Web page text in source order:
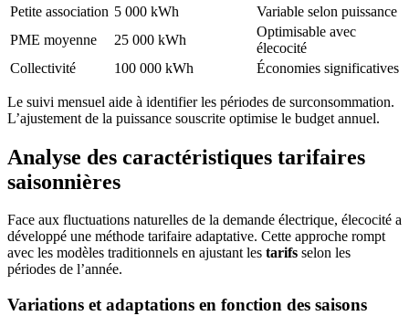
Petite association 5 000 kWh
Variable selon puissance
PME moyenne
25 000 kWh
Optimisable avec
élecocité
Collectivité
100 000 kWh Économies significatives
Le suivi mensuel aide à identifier les périodes de surconsommation.
L’ajustement de la puissance souscrite optimise le budget annuel.
Analyse des caractéristiques tarifaires
saisonnières
Face aux fluctuations naturelles de la demande électrique, élecocité a
développé une méthode tarifaire adaptative. Cette approche rompt
avec les modèles traditionnels en ajustant les tarifs selon les
périodes de l’année.
Variations et adaptations en fonction des saisons